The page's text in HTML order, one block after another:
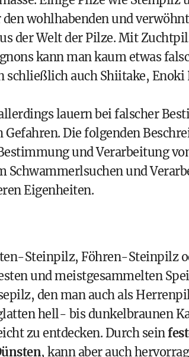
wohlhabenden und
der Welt der Pilze. Mit
kann man kaum etwas
schließlich auch Shiitake,
lauern bei falscher
Die folgenden
und Verarbeitung
Schwammerlsuchen und
Eigenheiten.
Steinpilz, Föhren-Steinpilz
und meistgesammelten
den man auch als
hell- bis dunkelbraunen
zu entdecken. Durch sein
, kann aber auch